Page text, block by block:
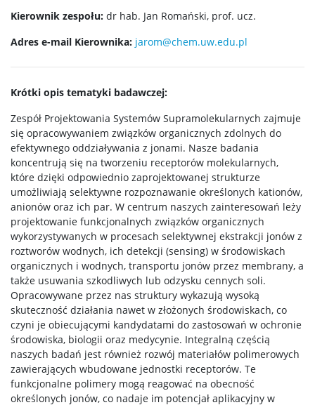
Studia w ramach MISMaP
Studia podyplomowe
Dziekanat Studencki
Pełnomocniczka ds. osób ze specjalnymi
potrzebami edukacyjnymi
Sprawy socjalne/Stypendia
Samorząd Studencki
Praktyki Studenckie
Program ERASMUS+
Program MOST
Kierownik zespołu: dr hab. Jan Romański, prof. ucz.
Adres e-mail Kierownika: jarom@chem.uw.edu.pl
Krótki opis tematyki badawczej:
Zespół Projektowania Systemów Supramolekularnych zajmuje
się opracowywaniem związków organicznych zdolnych do
efektywnego oddziaływania z jonami. Nasze badania
koncentrują się na tworzeniu receptorów molekularnych,
które dzięki odpowiednio zaprojektowanej strukturze
umożliwiają selektywne rozpoznawanie określonych kationów,
anionów oraz ich par. W centrum naszych zainteresowań leży
projektowanie funkcjonalnych związków organicznych
wykorzystywanych w procesach selektywnej ekstrakcji jonów z
roztworów wodnych, ich detekcji (sensing) w środowiskach
organicznych i wodnych, transportu jonów przez membrany, a
także usuwania szkodliwych lub odzysku cennych soli.
Opracowywane przez nas struktury wykazują wysoką
skuteczność działania nawet w złożonych środowiskach, co
czyni je obiecującymi kandydatami do zastosowań w ochronie
środowiska, biologii oraz medycynie. Integralną częścią
naszych badań jest również rozwój materiałów polimerowych
zawierających wbudowane jednostki receptorów. Te
funkcjonalne polimery mogą reagować na obecność
określonych jonów, co nadaje im potencjał aplikacyjny w